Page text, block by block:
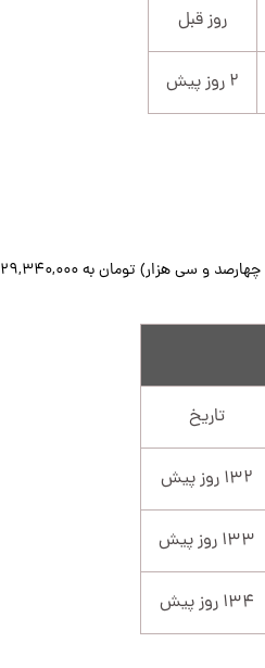
روز قبل
۲ روز پیش
طلای آبشده امروز با افزایش ۳.۱ درصدی، از ۲۸,۴۳۰,۰۰۰ (بیست و هشت میلیون و چهارصد و سی هزار) تومان به ۲۹,۳۴۰,۰۰۰
تاریخ
۱۳۲ روز پیش
۱۳۳ روز پیش
۱۳۴ روز پیش